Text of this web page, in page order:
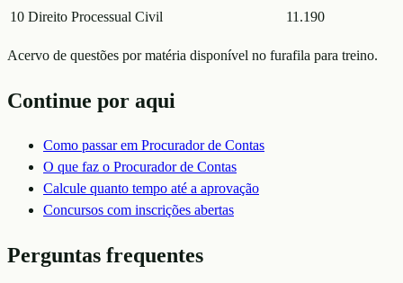
10 Direito Processual Civil 11.190
Acervo de questões por matéria disponível no furafila para treino.
Continue por aqui
Como passar em Procurador de Contas
O que faz o Procurador de Contas
Calcule quanto tempo até a aprovação
Concursos com inscrições abertas
Perguntas frequentes